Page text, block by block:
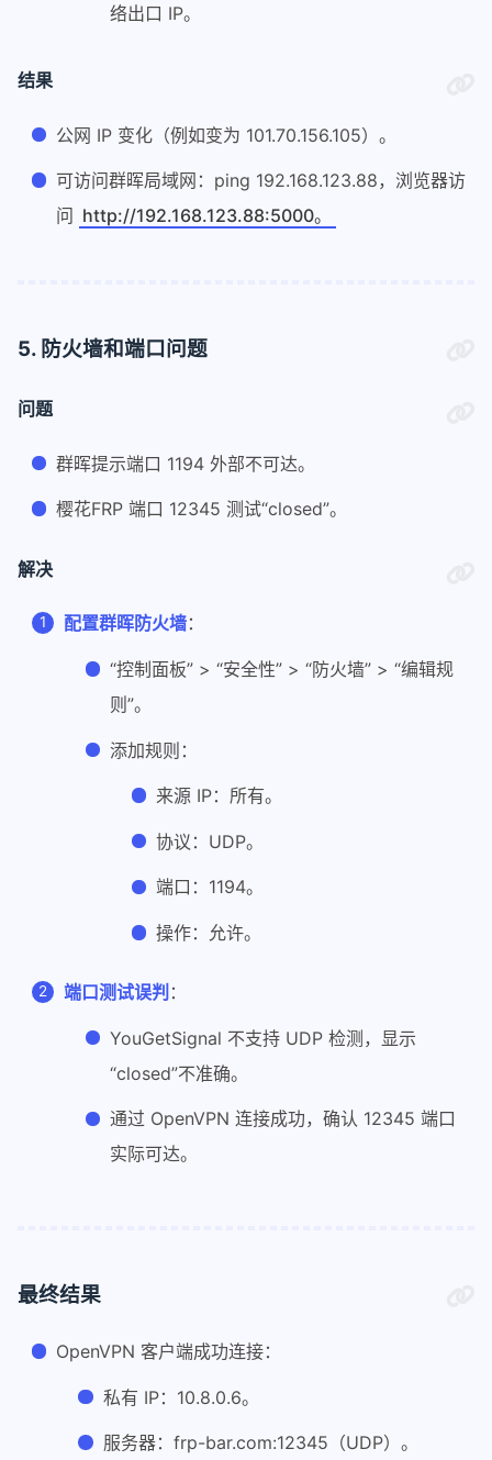
络出口 IP。
结果
公网 IP 变化（例如变为 101.70.156.105）。
可访问群晖局域网：ping 192.168.123.88，浏览器访
问 http://192.168.123.88:5000。
5. 防火墙和端口问题
问题
群晖提示端口 1194 外部不可达。
樱花FRP 端口 12345 测试“closed”。
解决
配置群晖防火墙：
“控制面板” > “安全性” > “防火墙” > “编辑规
则”。
添加规则：
来源 IP：所有。
协议：UDP。
端口：1194。
操作：允许。
端口测试误判 ：
YouGetSignal 不支持 UDP 检测，显示
“closed”不准确。
通过 OpenVPN 连接成功，确认 12345 端口
实际可达。
最终结果
OpenVPN 客户端成功连接：
私有 IP：10.8.0.6。
服务器：frp-bar.com:12345（UDP）。